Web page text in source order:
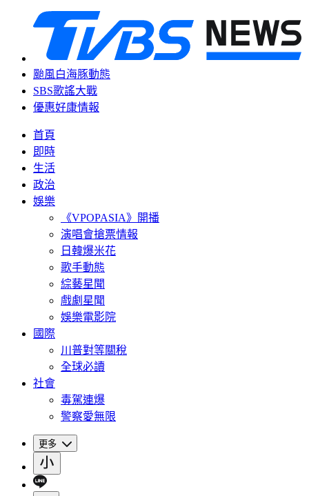
颱風白海豚動態
SBS歌謠大戰
優惠好康情報
首頁
即時
生活
政治
娛樂
《VPOPASIA》開播
演唱會搶票情報
日韓爆米花
歌手動態
綜藝星聞
戲劇星聞
娛樂電影院
國際
川普對等關稅
全球必讀
社會
毒駕連爆
警察愛無限
更多